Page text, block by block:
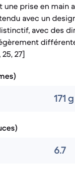
prise en main
avec un
avec des
27]
171 g
6.7